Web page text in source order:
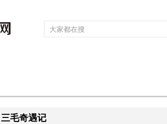
三毛奇遇记